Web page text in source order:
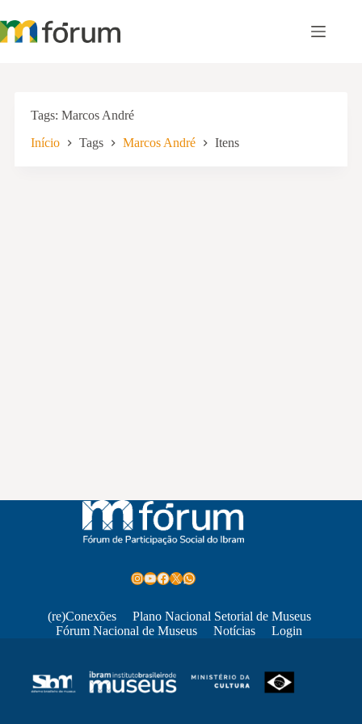
para
o
Tags Marcos André
Início Tags Marcos André Itens
Instagram
Youtube
Facebook
X WhatsApp
(re)Conexões
Plano Nacional Setorial de Museus
Fórum Nacional de Museus
Notícias Login